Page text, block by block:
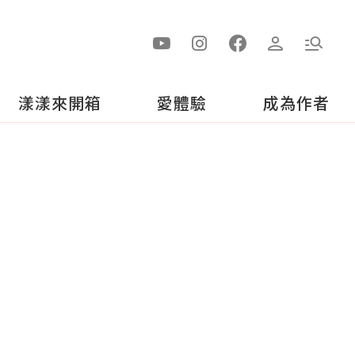
漾漾來開箱 愛體驗 成為作者